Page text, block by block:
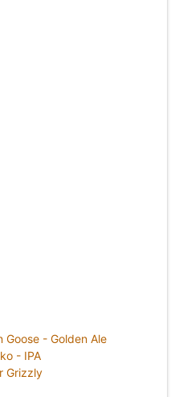
- Golden Ale
- IPA
Grizzly